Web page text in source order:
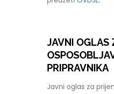
JAVNI OGLAS
PRIPRAVNIKA
Javni oglas za